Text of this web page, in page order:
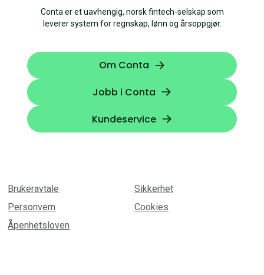
Conta er et uavhengig, norsk fintech-selskap som
leverer system for regnskap, lønn og årsoppgjør.
Om Conta
Jobb i Conta
Kundeservice
Brukeravtale
Sikkerhet
Personvern
Cookies
Åpenhetsloven